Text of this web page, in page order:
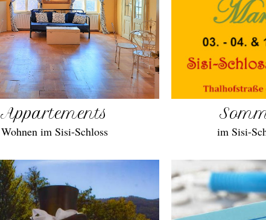
Appartements
Wohnen im Sisi-Schloss im Sisi-